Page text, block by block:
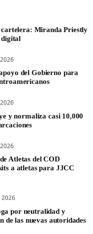
Miranda Priestly
digital
del Gobierno para
y normaliza casi 10,000
Atletas del COD
a atletas para JJCC
2026
por neutralidad y
de las nuevas autoridades